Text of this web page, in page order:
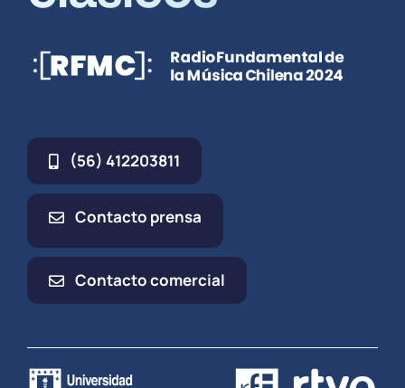
(56) 412203811
Contacto prensa
Contacto comercial